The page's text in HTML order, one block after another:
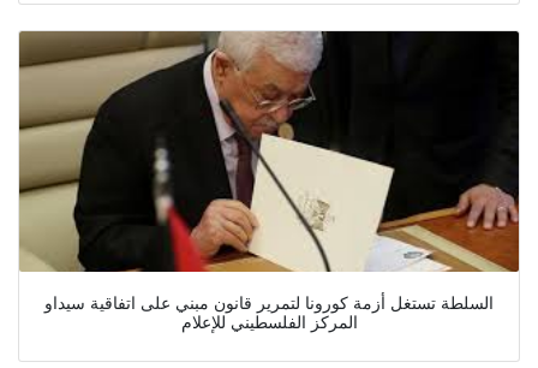
السلطة تستغل أزمة كورونا لتمرير قانون مبني على اتفاقية سيداو
المركز الفلسطيني للإعلام